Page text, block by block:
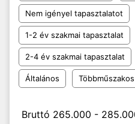
Nem igényel tapasztalatot
1-2 év szakmai tapasztalat
2-4 év szakmai tapasztalat
Általános Többműszakos
Bruttó 265.000 -